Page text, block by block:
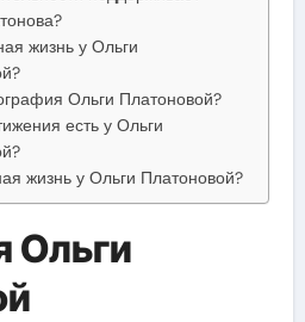
жизнь у Ольги
Ольги Платоновой?
есть у Ольги
жизнь у Ольги Платоновой?
Ольги